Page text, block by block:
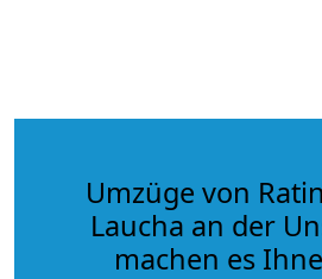
Umzüge von
Laucha an der
machen es